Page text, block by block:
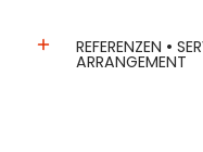
REFERENZEN •
ARRANGEMENT